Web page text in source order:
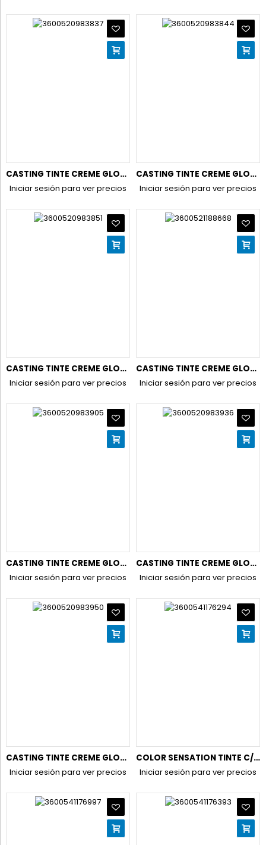
CASTING TINTE CREME GLOSS N.426 CASTAÑO ROJIZO
Iniciar sesión para ver precios
CASTING TINTE CREME GLOSS N.500 CASTAÑO CLARO
Iniciar sesión para ver precios
CASTING TINTE CREME GLOSS N.515 CASTAÑO CHOCOLATE
Iniciar sesión para ver precios
CASTING TINTE CREME GLOSS N.535 CHOCOLATE
Iniciar sesión para ver precios
CASTING TINTE CREME GLOSS N.600 RUBIO OSCURO
Iniciar sesión para ver precios
CASTING TINTE CREME GLOSS N.645 AMBRE
Iniciar sesión para ver precios
CASTING TINTE CREME GLOSS N.700 RUBIO
Iniciar sesión para ver precios
COLOR SENSATION TINTE C/PINCEL 1.0 ULTRA NEGRO
Iniciar sesión para ver precios